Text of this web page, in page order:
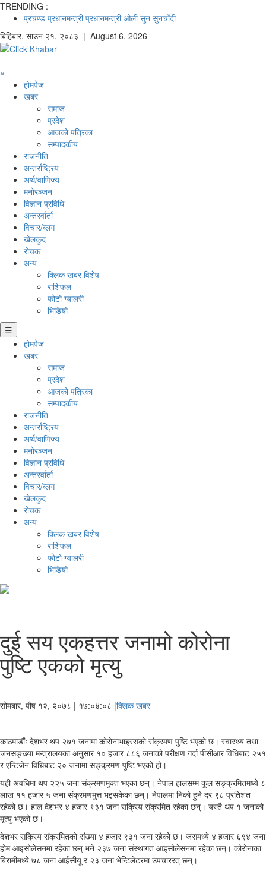
TRENDING :
प्रचण्ड प्रधानमन्त्री प्रधानमन्त्री ओली सुन सुनचाँदी
बिहिबार, साउन २१, २०८३ | August 6, 2026
×
होमपेज
खबर
समाज
प्रदेश
आजको पत्रिका
सम्पादकीय
राजनीति
अन्तर्राष्ट्रिय
अर्थ/वाणिज्य
मनाेरञ्जन
विज्ञान प्रविधि
अन्तरर्वार्ता
विचार/ब्लग
खेलकुद
रोचक
अन्य
क्लिक खबर विशेष
राशिफल
फोटो ग्यालरी
भिडियो
☰
होमपेज
खबर
समाज
प्रदेश
आजको पत्रिका
सम्पादकीय
राजनीति
अन्तर्राष्ट्रिय
अर्थ/वाणिज्य
मनाेरञ्जन
विज्ञान प्रविधि
अन्तरर्वार्ता
विचार/ब्लग
खेलकुद
रोचक
अन्य
क्लिक खबर विशेष
राशिफल
फोटो ग्यालरी
भिडियो
दुई सय एकहत्तर जनामो कोरोना
पुष्टि एकको मृत्यु
सोमबार, पौष १२, २०७८ | १७:०४:०८ |क्लिक खबर
काठमाडौंः देशभर थप २७१ जनामा कोरोनाभाइरसको संक्रमण पुष्टि भएको छ। स्वास्थ्य तथा
जनसङ्ख्या मन्त्रालयका अनुसार १० हजार ८८६ जनाको परीक्षण गर्दा पीसीआर विधिबाट २५१
र एन्टिजेन विधिबाट २० जनामा सङ्क्रमण पुष्टि भएको हो।
यही अवधिमा थप २२५ जना संक्रमणमुक्त भएका छन्। नेपाल हालसम्म कूल सङ्क्रमितमध्ये ८
लाख ११ हजार ५ जना संक्रमणमुत्त भइसकेका छन्। नेपालमा निको हुने दर ९८ प्रतिशत
रहेको छ। हाल देशभर ४ हजार ९३१ जना सक्रिय संक्रमित रहेका छन्। यस्तै थप १ जनाको
मृत्यु भएको छ।
देशभर सक्रिय संक्रमितको संख्या ४ हजार ९३१ जना रहेको छ। जसमध्ये ४ हजार ६९४ जना
होम आइसोलेसनमा रहेका छन् भने २३७ जना संस्थागत आइसोलेसनमा रहेका छन्। कोरोनाका
बिरामीमध्ये ७८ जना आईसीयू र २३ जना भेन्टिलेटरमा उपचाररत् छन्।